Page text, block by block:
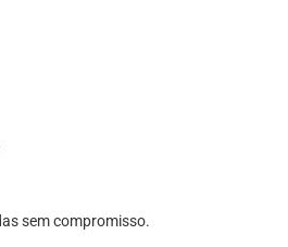
sem compromisso.